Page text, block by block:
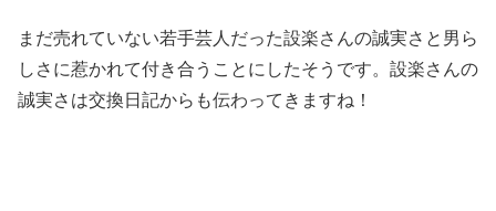
まだ売れていない若手芸人だった設楽さんの誠実さと男ら
しさに惹かれて付き合うことにしたそうです。設楽さんの
誠実さは交換日記からも伝わってきますね！